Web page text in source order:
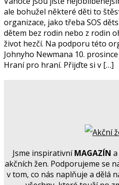
ale bohužel některé děti to
organizace, jako třeba SOS
dětem bez rodin nebo z rodin
život hezčí. Na podporu této
Johnyho Newmana 10.
Hraní pro hraní. Přijďte si v […]
Jsme inspirativníMAGAZÍN
akčních žen. Podporujeme se
v tom, co nás naplňuje a dělá